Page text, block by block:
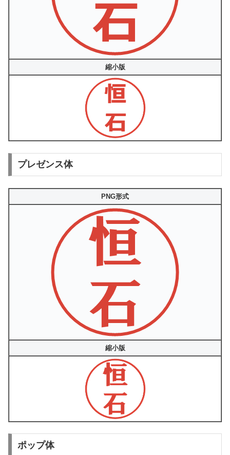
縮小版
プレゼンス体
PNG形式
縮小版
ポップ体